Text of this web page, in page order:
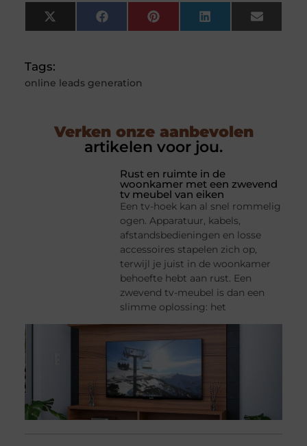
X
(Twitter)
FacebookPinterestLinkedInEmail
Tags:
online leads generation
Verken onze aanbevolen
artikelen voor jou.
Rust en ruimte in de
woonkamer met een zwevend
tv meubel van eiken
Een tv-hoek kan al snel rommelig
ogen. Apparatuur, kabels,
afstandsbedieningen en losse
accessoires stapelen zich op,
terwijl je juist in de woonkamer
behoefte hebt aan rust. Een
zwevend tv-meubel is dan een
slimme oplossing: het